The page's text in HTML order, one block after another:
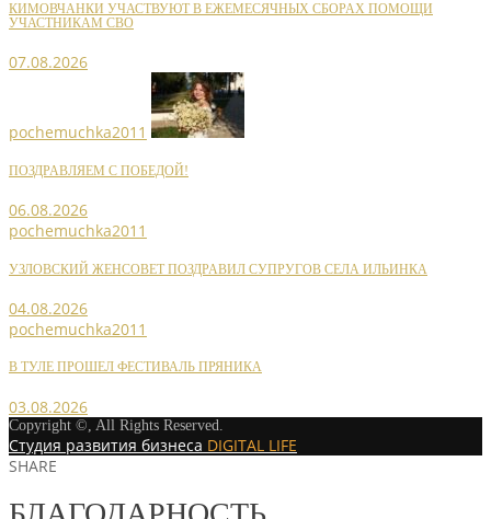
КИМОВЧАНКИ УЧАСТВУЮТ В ЕЖЕМЕСЯЧНЫХ СБОРАХ ПОМОЩИ
УЧАСТНИКАМ СВО
07.08.2026
pochemuchka2011
ПОЗДРАВЛЯЕМ С ПОБЕДОЙ!
06.08.2026
pochemuchka2011
УЗЛОВСКИЙ ЖЕНСОВЕТ ПОЗДРАВИЛ СУПРУГОВ СЕЛА ИЛЬИНКА
04.08.2026
pochemuchka2011
В ТУЛЕ ПРОШЕЛ ФЕСТИВАЛЬ ПРЯНИКА
03.08.2026
Copyright ©, All Rights Reserved.
Студия развития бизнеса DIGITAL LIFE
SHARE